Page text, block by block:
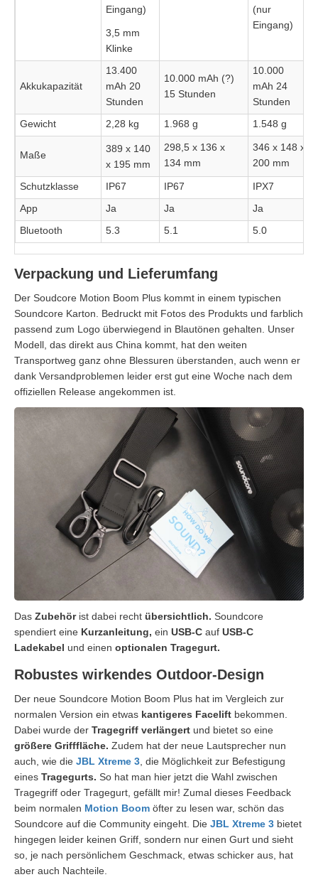
Eingang)
3,5 mm
Klinke
(nur
Eingang)
Akkukapazität
13.400
mAh 20
Stunden
10.000 mAh (?)
15 Stunden
10.000
mAh 24
Stunden
Gewicht
2,28 kg 1.968 g 1.548 g
Maße
389 x 140
x 195 mm
298,5 x 136 x
134 mm
346 x 148 x
200 mm
Schutzklasse IP67 IP67
IPX7
App
Ja Ja
Ja
Bluetooth
5.3 5.1 5.0
Verpackung und Lieferumfang
Der Soudcore Motion Boom Plus kommt in einem typischen
Soundcore Karton. Bedruckt mit Fotos des Produkts und farblich
passend zum Logo überwiegend in Blautönen gehalten. Unser
Modell, das direkt aus China kommt, hat den weiten
Transportweg ganz ohne Blessuren überstanden, auch wenn er
dank Versandproblemen leider erst gut eine Woche nach dem
offiziellen Release angekommen ist.
Das Zubehörist dabei recht übersichtlich. Soundcore
spendiert eine Kurzanleitung, ein USB-C auf USB-C
Ladekabel und einen optionalen Tragegurt.
Robustes wirkendes Outdoor-Design
Der neue Soundcore Motion Boom Plus hat im Vergleich zur
normalen Version ein etwas kantigeres Facelift bekommen.
Dabei wurde der Tragegriff verlängert und bietet so eine
größere Grifffläche. Zudem hat der neue Lautsprecher nun
auch, wie die JBL Xtreme 3 , die Möglichkeit zur Befestigung
eines Tragegurts. So hat man hier jetzt die Wahl zwischen
Tragegriff oder Tragegurt, gefällt mir! Zumal dieses Feedback
beim normalen Motion Boom öfter zu lesen war, schön das
Soundcore auf die Community eingeht. Die JBL Xtreme 3 bietet
hingegen leider keinen Griff, sondern nur einen Gurt und sieht
so, je nach persönlichem Geschmack, etwas schicker aus, hat
aber auch Nachteile.